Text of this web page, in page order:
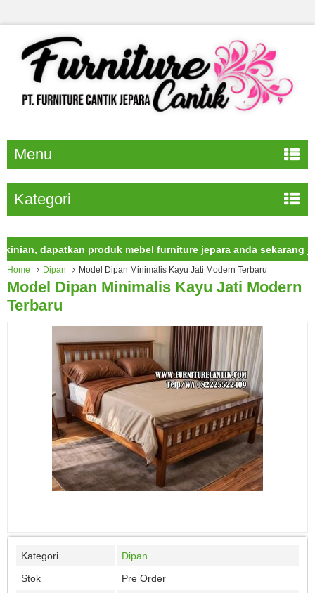
Menu
Kategori
produk mebel furniture jepara anda sekarang juga.
Home Dipan Model Dipan Minimalis Kayu Jati Modern Terbaru
Model Dipan Minimalis Kayu Jati Modern
Terbaru
Kategori
Dipan
Stok
Pre Order